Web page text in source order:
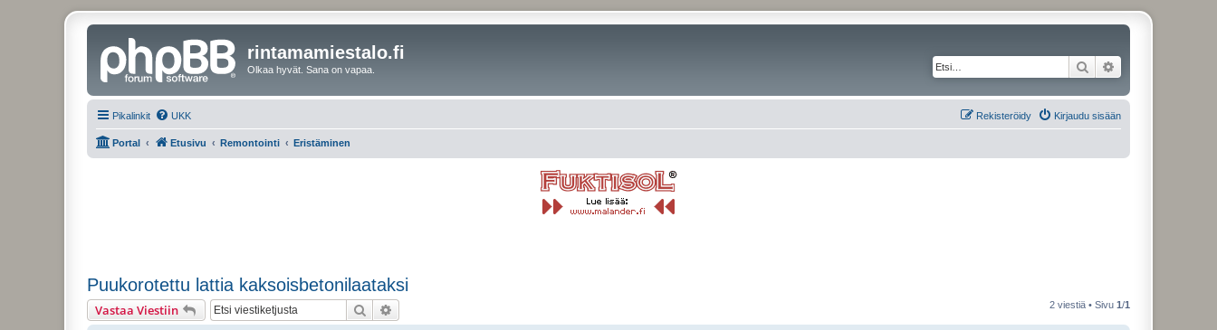
rintamamiestalo.fi
Olkaa hyvät. Sana on vapaa. Etsi
Pikalinkit UKK Kirjaudu sisään
Rekisteröidy
Portal Etusivu Remontointi Eristäminen
Puukorotettu lattia kaksoisbetonilaataksi
Vastaa Viestiin Etsi 2 viestiä • Sivu 1/1